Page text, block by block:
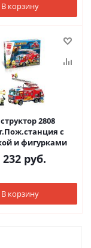
В корзину
2808
с
и фигурками
232руб.
В корзину